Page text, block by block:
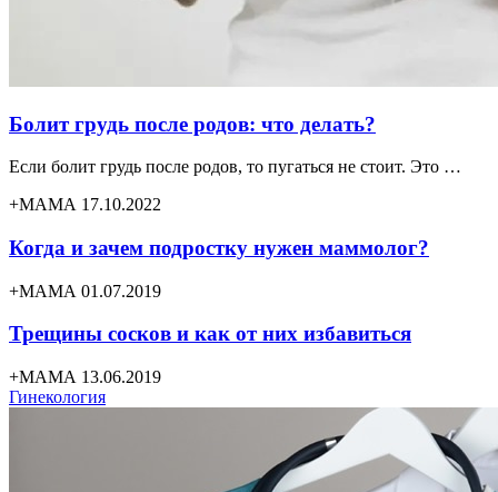
Болит грудь после родов: что делать?
Если болит грудь после родов, то пугаться не стоит. Это …
+МАМА 17.10.2022
Когда и зачем подростку нужен маммолог?
+МАМА 01.07.2019
Трещины сосков и как от них избавиться
+МАМА 13.06.2019
Гинекология